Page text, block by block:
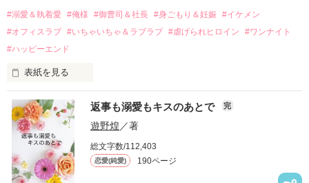
過去の傷から、二度と会いたくないと思っていた哲平に
運命のような再会を果たす。
酔った勢いで一夜を共にしてしまった。
さらに、美桜が初めてだと知った哲平は
『責任をとる、結婚しよう』と真っ直ぐに告げてきた。
戸惑う美桜とは裏腹に、好きという気持ちを隠すことなく
甘やかしてくる。
そんなある日、哲平は美桜がストーカー被害に
遭っていることを知る。
美桜を守るため、哲平は同居を提案してきて――。
#溺愛＆執着愛 #俺様 #御曹司＆社長 #身ごもり＆妊娠 #イケメン
#オフィスラブ #いちゃいちゃ＆ラブラブ #虐げられヒロイン
#ワンナイト
#ハッピーエンド
表紙を見る
おかしな噂を流されて前の職場でうまくいかなかった梅田美
桜は、海外で傷心旅行をしていたところ、日本人美青年と出会
い、酒の勢いもあり一夜限りの関係となる。
帰国後、美桜は新しい職場でワンナイトした美青年と再会。
なんと彼の正体は、とある財閥御曹司にも関わらず、一族を離
れて起業した新進気鋭の実業家、社内でも冷徹だと評判な社長
――御影恭司その人だったのだ――！
返事も溺愛もキスのあとで 完
遊野煌 ／著
総文字数/112,403
恋愛(純愛) 190ページ